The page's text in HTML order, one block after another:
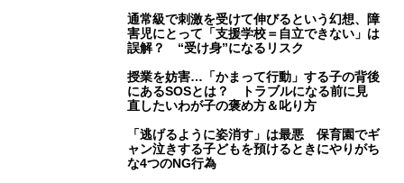
通常級で刺激を受けて伸びるという幻想、障
害児にとって「支援学校＝自立できない」は
誤解？ “受け身”になるリスク
授業を妨害…「かまって行動」する子の背後
にあるSOSとは？ トラブルになる前に見
直したいわが子の褒め方＆叱り方
「逃げるように姿消す」は最悪 保育園でギ
ャン泣きする子どもを預けるときにやりがち
な4つのNG行為